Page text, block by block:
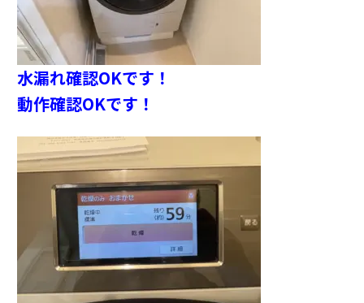
水漏れ確認OKです！
動作確認OKです！